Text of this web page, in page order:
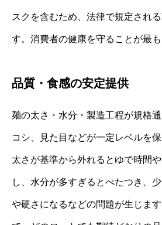
スクを含むため、法律で規定され
す。消費者の健康を守ることが最も
品質・食感の安定提供
麺の太さ・水分・製造工程が規格
コシ、見た目などが一定レベルを
太さが基準から外れるとゆで時間
し、水分が多すぎるとべたつき、
や硬さになるなどの問題が生じま